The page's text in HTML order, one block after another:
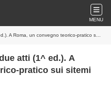
MENU
convegno teorico-pratico sui sitemi per correre bene
atti (1^ ed.). A
pratico sui sitemi